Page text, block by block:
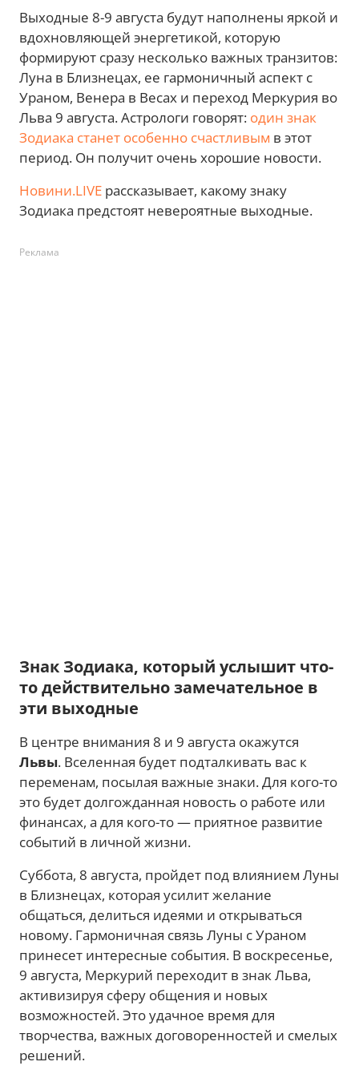
Выходные 8-9 августа будут наполнены яркой и
вдохновляющей энергетикой, которую
формируют сразу несколько важных транзитов:
Луна в Близнецах, ее гармоничный аспект с
Ураном, Венера в Весах и переход Меркурия во
Льва 9 августа. Астрологи говорят: один знак
Зодиака станет особенно счастливым в этот
период. Он получит очень хорошие новости.
Новини.LIVE рассказывает, какому знаку
Зодиака предстоят невероятные выходные.
Реклама
Знак Зодиака, который услышит что-
то действительно замечательное в
эти выходные
В центре внимания 8 и 9 августа окажутся
Львы. Вселенная будет подталкивать вас к
переменам, посылая важные знаки. Для кого-то
это будет долгожданная новость о работе или
финансах, а для кого-то — приятное развитие
событий в личной жизни.
Суббота, 8 августа, пройдет под влиянием Луны
в Близнецах, которая усилит желание
общаться, делиться идеями и открываться
новому. Гармоничная связь Луны с Ураном
принесет интересные события. В воскресенье,
9 августа, Меркурий переходит в знак Льва,
активизируя сферу общения и новых
возможностей. Это удачное время для
творчества, важных договоренностей и смелых
решений.